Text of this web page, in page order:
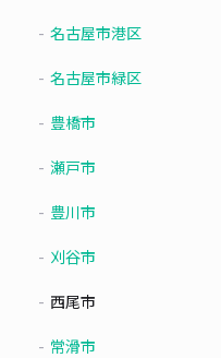
名古屋市港区
名古屋市緑区
豊橋市
瀬戸市
豊川市
刈谷市
西尾市
常滑市